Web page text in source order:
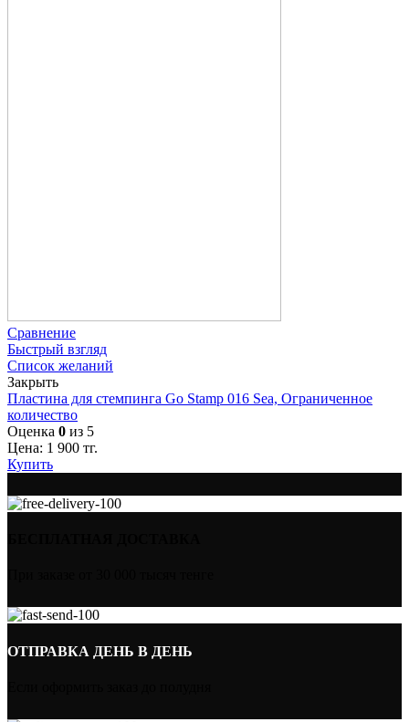
Сравнение
Быстрый взгляд
Список желаний
Закрыть
Пластина для стемпинга Go Stamp 016 Sea, Ограниченное
количество
Оценка 0 из 5
Цена: 1 900 тг.
Купить
ОТПРАВКА ДЕНЬ В ДЕНЬ